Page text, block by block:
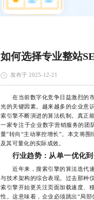
如何选择专业整站
发布于 2025-12-21
在当前数字化竞争日益激烈的市
光的关键因素。越来越多的企业意
索引擎不断演进的算法机制。真正
一家专注于企业数字营销服务的团
量”转向“主动掌控增长”。本文将
及其可量化的实际成效。
行业趋势：从单一优化
近年来，搜索引擎的算法迭代速
与技术架构的综合表现。过去那种
索引擎开始更关注页面加载速度、
性。这意味着，企业必须跳出“局